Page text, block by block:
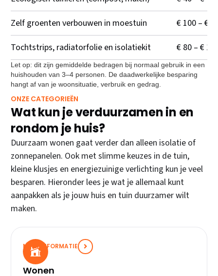
Zelf groenten verbouwen in moestuin
€ 100 – €
Tochtstrips, radiatorfolie en isolatiekit
€ 80 – €
Let op: dit zijn gemiddelde bedragen bij normaal gebruik in een
huishouden van 3–4 personen. De daadwerkelijke besparing
hangt af van je woonsituatie, verbruik en gedrag.
ONZE CATEGORIEËN
Wat kun je verduurzamen in en
rondom je huis?
Duurzaam wonen gaat verder dan alleen isolatie of
zonnepanelen. Ook met slimme keuzes in de tuin,
kleine klusjes en energiezuinige verlichting kun je veel
besparen. Hieronder lees je wat je allemaal kunt
aanpakken als je jouw huis en tuin duurzamer wilt
maken.
Wonen
MEER INFORMATIE